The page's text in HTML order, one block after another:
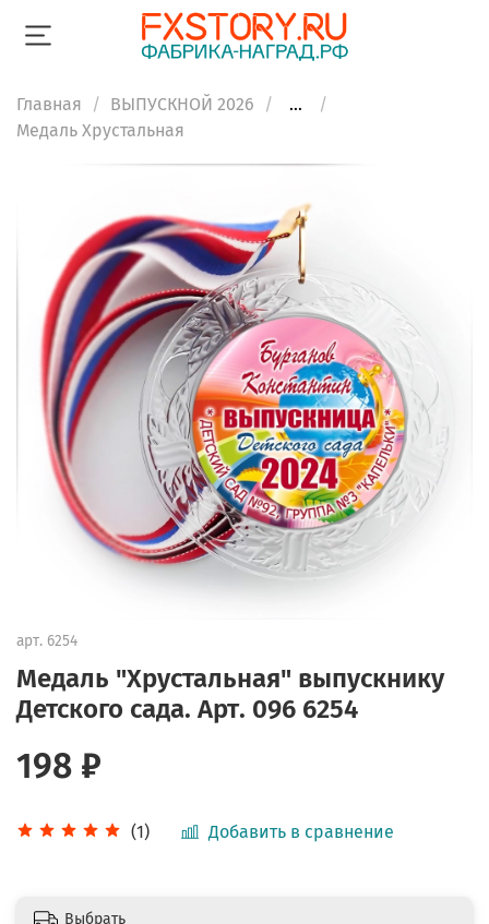
Главная ВЫПУСКНОЙ 2026
...
Медаль Хрустальная
арт. 6254
Медаль "Хрустальная" выпускнику
Детского сада. Арт. 096 6254
(1) Добавить в сравнение
198 ₽
Выбрать